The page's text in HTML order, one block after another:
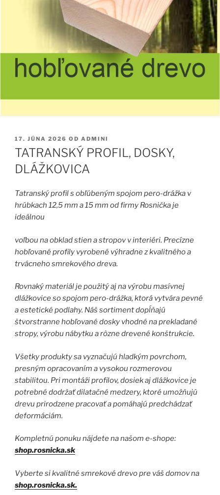
PUBLIKOVANÉ
17. JÚNA 2026 OD ADMINI
TATRANSKÝ PROFIL, DOSKY,
DLÁŽKOVICA
Tatranský profil s obľúbeným spojom pero-drážka v
hrúbkach 12,5 mm a 15 mm od firmy Rosnička je
ideálnou
voľbou na obklad stien a stropov v interiéri. Precízne
hobľované profily vyrobené výhradne z kvalitného a
trvácneho smrekového dreva.
Rovnaký materiál je použitý aj na výrobu masívnej
dlážkovice so spojom pero-drážka, ktorá vytvára pevné
a estetické podlahy. Náš sortiment dopĺňajú
štvorstranne hobľované dosky vhodné na prekladané
stropy, výrobu nábytku a rôzne drevené konštrukcie.
Všetky produkty sa vyznačujú hladkým povrchom,
presným opracovaním a vysokou rozmerovou
stabilitou. Pri montáži profilov, dosiek aj dlážkovice je
potrebné dodržať dilatačné medzery, ktoré umožňujú
drevu prirodzene pracovať a pomáhajú predchádzať
deformáciám.
Kompletnú ponuku nájdete na našom e-shope:
shop.rosnicka.sk
Vyberte si kvalitné smrekové drevo pre váš domov na
shop.rosnicka.sk.